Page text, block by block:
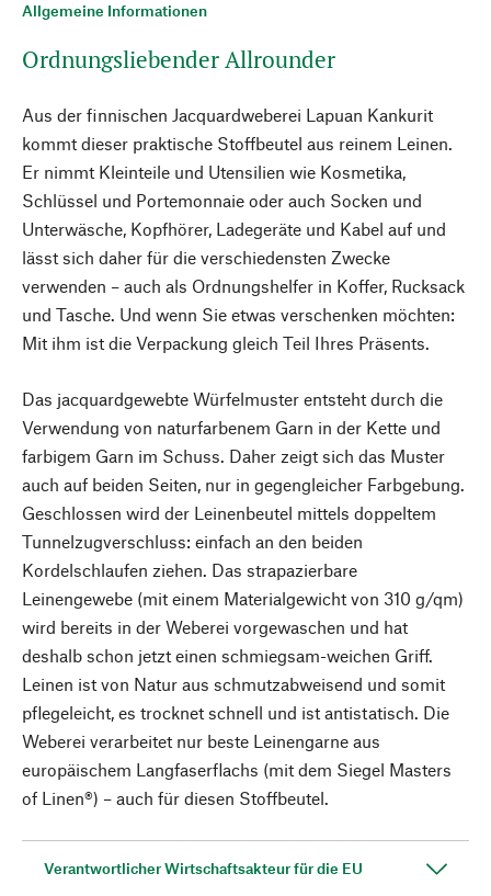
Allgemeine Informationen
Ordnungsliebender Allrounder
Aus der finnischen Jacquardweberei Lapuan Kankurit
kommt dieser praktische Stoffbeutel aus reinem Leinen.
Er nimmt Kleinteile und Utensilien wie Kosmetika,
Schlüssel und Portemonnaie oder auch Socken und
Unterwäsche, Kopfhörer, Ladegeräte und Kabel auf und
lässt sich daher für die verschiedensten Zwecke
verwenden – auch als Ordnungshelfer in Koffer, Rucksack
und Tasche. Und wenn Sie etwas verschenken möchten:
Mit ihm ist die Verpackung gleich Teil Ihres Präsents.
Das jacquardgewebte Würfelmuster entsteht durch die
Verwendung von naturfarbenem Garn in der Kette und
farbigem Garn im Schuss. Daher zeigt sich das Muster
auch auf beiden Seiten, nur in gegengleicher Farbgebung.
Geschlossen wird der Leinenbeutel mittels doppeltem
Tunnelzugverschluss: einfach an den beiden
Kordelschlaufen ziehen. Das strapazierbare
Leinengewebe (mit einem Materialgewicht von 310 g/qm)
wird bereits in der Weberei vorgewaschen und hat
deshalb schon jetzt einen schmiegsam-weichen Griff.
Leinen ist von Natur aus schmutzabweisend und somit
pflegeleicht, es trocknet schnell und ist antistatisch. Die
Weberei verarbeitet nur beste Leinengarne aus
europäischem Langfaserflachs (mit dem Siegel Masters
of Linen®) – auch für diesen Stoffbeutel.
Verantwortlicher Wirtschaftsakteur für die EU